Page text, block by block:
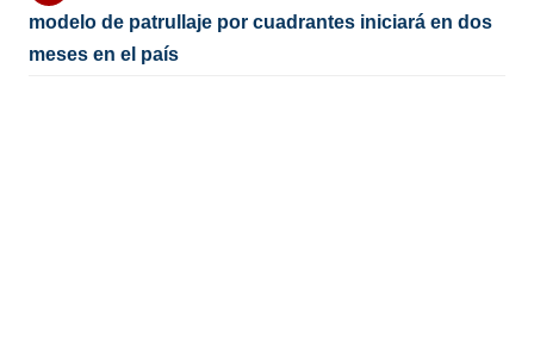
modelo de patrullaje por cuadrantes iniciará en dos
meses en el país